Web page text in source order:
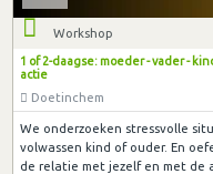
Workshop
1 of 2-daagse: moeder - vader -
actie
Doetinchem
We onderzoeken stressvolle
volwassen kind of ouder. En
de relatie met jezelf en met de